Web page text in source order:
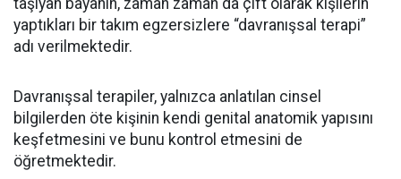
taşıyan bayanın, zaman zaman da çift olarak kişilerin
yaptıkları bir takım egzersizlere “davranışsal terapi”
adı verilmektedir.
Davranışsal terapiler, yalnızca anlatılan cinsel
bilgilerden öte kişinin kendi genital anatomik yapısını
keşfetmesini ve bunu kontrol etmesini de
öğretmektedir.